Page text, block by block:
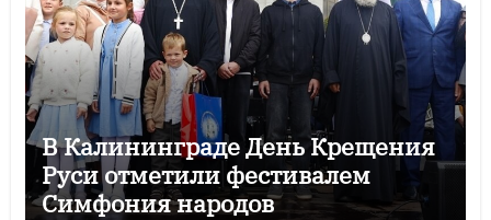
В Калининграде День Крещения
Руси отметили фестивалем
Симфония народов